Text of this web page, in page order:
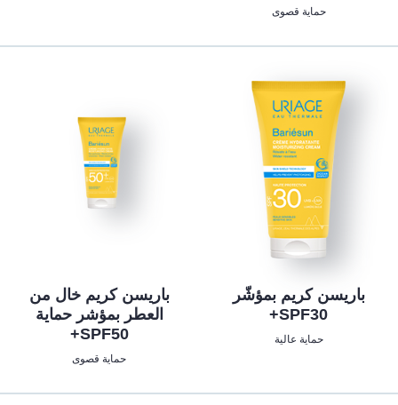
حماية قصوى
باريسن كريم بمؤشّر
SPF30+
حماية عالية
باريسن كريم خال من
العطر بمؤشر حماية
SPF50+
حماية قصوى